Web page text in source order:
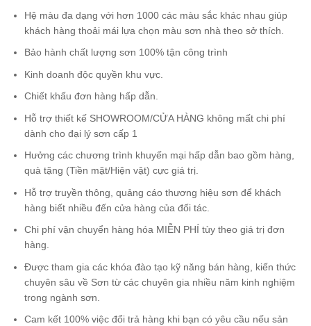
Hệ màu đa dạng với hơn 1000 các màu sắc khác nhau giúp
khách hàng thoải mái lựa chọn màu sơn nhà theo sở thích.
Bảo hành chất lượng sơn 100% tận công trình
Kinh doanh độc quyền khu vực.
Chiết khấu đơn hàng hấp dẫn.
Hỗ trợ thiết kế SHOWROOM/CỬA HÀNG không mất chi phí
dành cho đại lý sơn cấp 1
Hưởng các chương trình khuyến mại hấp dẫn bao gồm hàng,
quà tặng (Tiền mặt/Hiện vật) cực giá trị.
Hỗ trợ truyền thông, quảng cáo thương hiệu sơn để khách
hàng biết nhiều đến cửa hàng của đối tác.
Chi phí vận chuyển hàng hóa MIỄN PHÍ tùy theo giá trị đơn
hàng.
Được tham gia các khóa đào tạo kỹ năng bán hàng, kiến thức
chuyên sâu về Sơn từ các chuyên gia nhiều năm kinh nghiệm
trong ngành sơn.
Cam kết 100% việc đổi trả hàng khi bạn có yêu cầu nếu sản